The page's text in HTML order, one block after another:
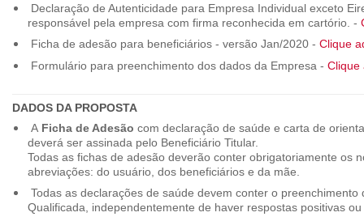
Declaração de Autenticidade para Empresa Individual exceto
responsável pela empresa com firma reconhecida em cartório. -
Ficha de adesão para beneficiários - versão Jan/2020 - Clique
Formulário para preenchimento dos dados da Empresa - Clique
DADOS DA PROPOSTA
A Ficha de Adesão com declaração de saúde e carta de
deverá ser assinada pelo Beneficiário Titular.
Todas as fichas de adesão deverão conter obrigatoriamente os
abreviações: do usuário, dos beneficiários e da mãe.
Todas as declarações de saúde devem conter o preenchimento
Qualificada, independentemente de haver respostas positivas ou